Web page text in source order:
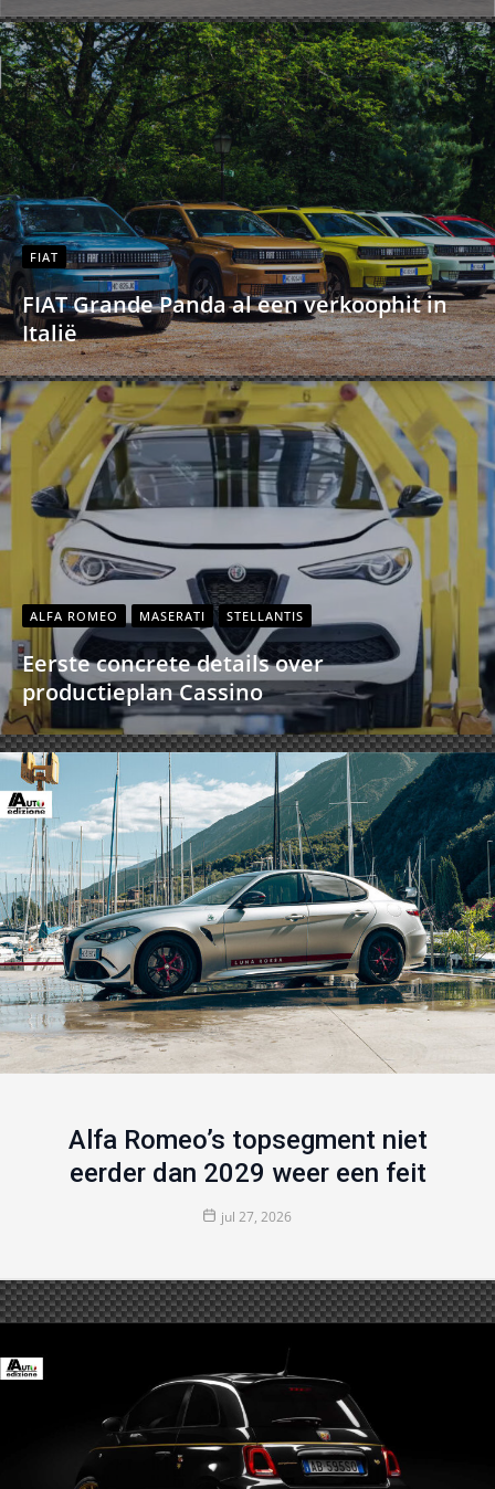
FIAT
FIAT Grande Panda al een verkoophit in
Italië
ALFA ROMEO MASERATI STELLANTIS
Eerste concrete details over
productieplan Cassino
Alfa Romeo’s topsegment niet
eerder dan 2029 weer een feit
jul 27, 2026